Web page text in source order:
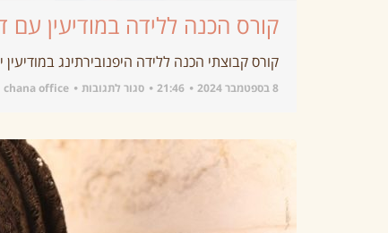
קורס הכנה ללידה במודיעין עם
קורס קבוצתי הכנה ללידה היפנובירתינג במודיעין יתקיים בימי שלישי
8 בספטמבר 2024 21:46 סגור לתגובות chana office